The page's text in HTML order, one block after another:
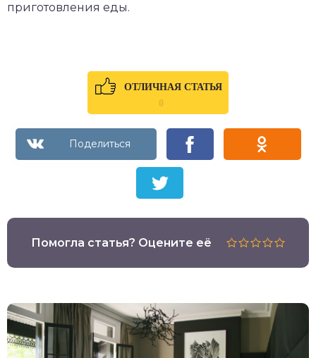
приготовления еды.
ОТЛИЧНАЯ СТАТЬЯ
0
Помогла статья? Оцените её